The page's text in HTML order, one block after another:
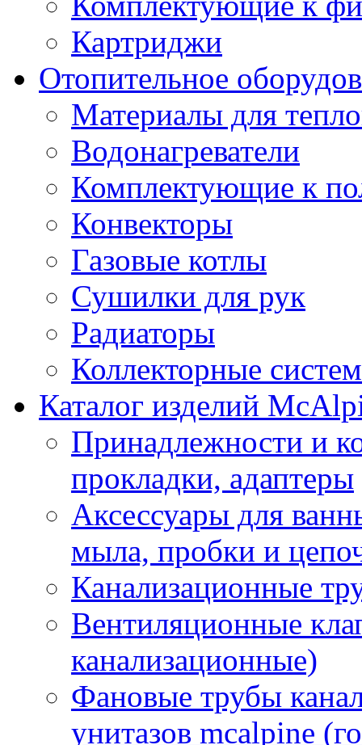
Картриджи
Отопительное
Материалы для
Водонагреватели
Комплектующие к
Конвекторы
Газовые котлы
Сушилки для рук
Радиаторы
Коллекторные
Каталог изделий
Принадлежности и
прокладки, адаптеры
Аксессуары для
мыла, пробки и
Канализационные
Вентиляционные
канализационные)
Фановые трубы
унитазов mcalpine